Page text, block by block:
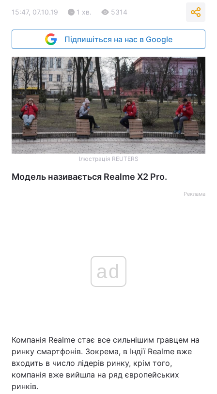
15:47, 07.10.19 1 хв. 5314
Підпишіться на нас в Google
Ілюстрація REUTERS
Модель називається Realme X2 Pro.
Реклама
ad
Компанія Realme стає все сильнішим гравцем на
ринку смартфонів. Зокрема, в Індії Realme вже
входить в число лідерів ринку, крім того,
компанія вже вийшла на ряд європейських
ринків.